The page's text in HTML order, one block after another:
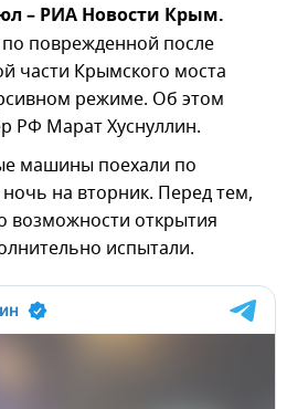
– РИА Новости Крым.
поврежденной после
части Крымского моста
режиме. Об этом
РФ Марат Хуснуллин.
машины поехали по
на вторник. Перед тем,
возможности открытия
испытали.